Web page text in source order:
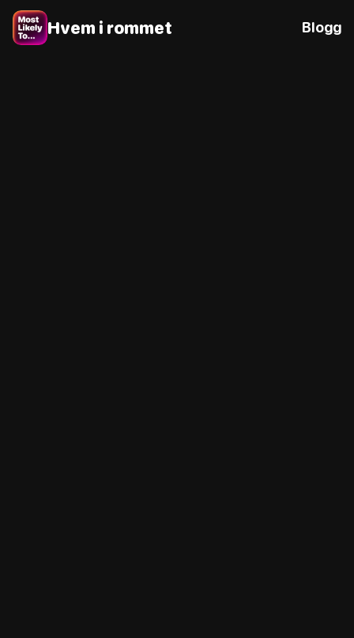
Hvem i rommet Blogg